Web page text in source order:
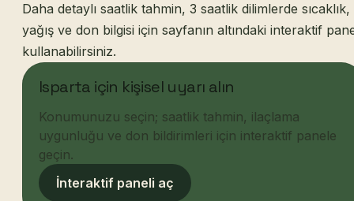
Daha detaylı saatlik tahmin, 3 saatlik dilimlerde sıcaklık,
yağış ve don bilgisi için sayfanın altındaki interaktif
kullanabilirsiniz.
Isparta için kişisel uyarı alın
Konumunuzu seçin; saatlik tahmin, ilaçlama
uygunluğu ve don bildirimleri için interaktif panele
geçin.
İnteraktif paneli aç